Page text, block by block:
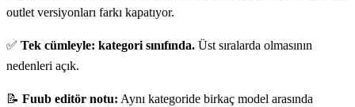
outlet versiyonları farkı kapatıyor.
✅ Tek cümleyle: kategori sınıfında. Üst sıralarda olmasının
nedenleri açık.
📝 Fuub editör notu: Aynı kategoride birkaç model arasında